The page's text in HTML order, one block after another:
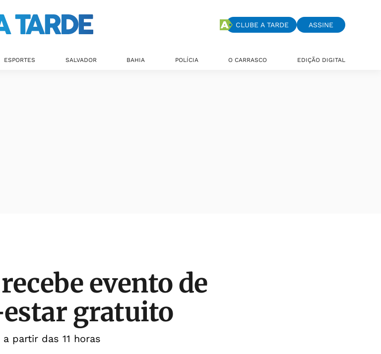
CLUBE A TARDE ASSINE
ESPORTES SALVADOR BAHIA POLÍCIA O CARRASCO EDIÇÃO DIGITAL
evento de
estar gratuito
partir das 11 horas